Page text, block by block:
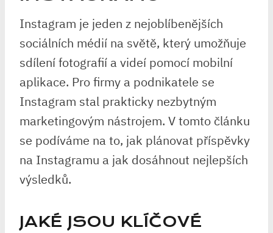
Instagram je jeden z nejoblíbenějších
sociálních médií na světě, který umožňuje
sdílení fotografií a videí pomocí mobilní
aplikace. Pro firmy a podnikatele se
Instagram stal prakticky nezbytným
marketingovým nástrojem. V tomto článku
se podíváme na to, jak plánovat příspěvky
na Instagramu a jak dosáhnout nejlepších
výsledků.
JAKÉ JSOU KLÍČOVÉ